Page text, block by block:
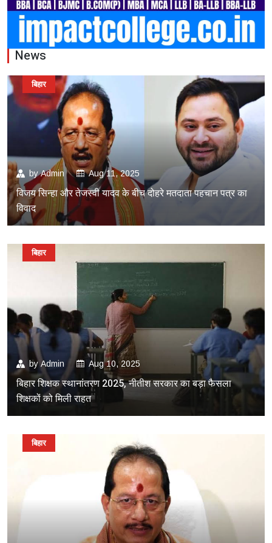
News
byAdmin Aug 11, 2025
विजय सिन्हा और तेजस्वी यादव के बीच दोहरे मतदाता पहचान पत्र का
विवाद
बिहार
byAdmin Aug 10, 2025
बिहार शिक्षक स्थानांतरण 2025, नीतीश सरकार का बड़ा फैसला
शिक्षकों को मिली राहत
बिहार
बिहार